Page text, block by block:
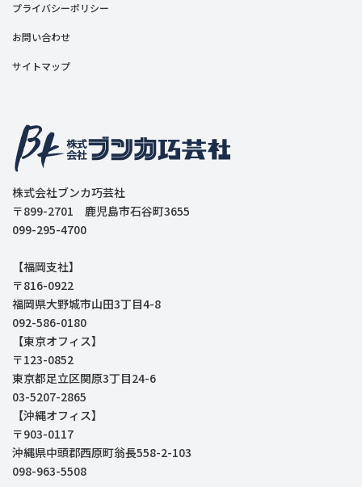
プライバシーポリシー
お問い合わせ
サイトマップ
株式会社ブンカ巧芸社
〒899-2701 鹿児島市石谷町3655
099-295-4700
【福岡支社】
〒816-0922
福岡県大野城市山田3丁目4-8
092-586-0180
【東京オフィス】
〒123-0852
東京都足立区関原3丁目24-6
03-5207-2865
【沖縄オフィス】
〒903-0117
沖縄県中頭郡西原町翁長558-2-103
098-963-5508